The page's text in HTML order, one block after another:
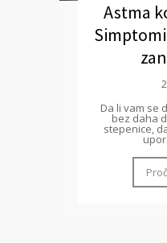
Astma
Da li vam se
bez daha
stepenice,